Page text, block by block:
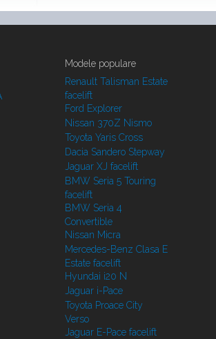
Modele populare
Renault Talisman Estate
facelift
Ford Explorer
Nissan 370Z Nismo
Toyota Yaris Cross
Dacia Sandero Stepway
Jaguar XJ facelift
BMW Seria 5 Touring
facelift
BMW Seria 4
Convertible
Nissan Micra
Mercedes-Benz Clasa E
Estate facelift
Hyundai i20 N
Jaguar i-Pace
Toyota Proace City
Verso
Jaguar E-Pace facelift